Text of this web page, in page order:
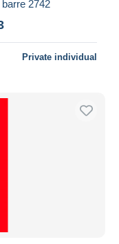
2742
Private individual